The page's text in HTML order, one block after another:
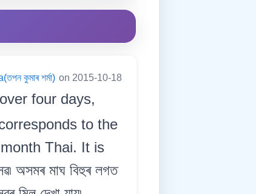
কুমাৰ শৰ্মা) on 2015-10-18
four days,
to the
Thai. It is
মাঘ বিহুৰ লগত